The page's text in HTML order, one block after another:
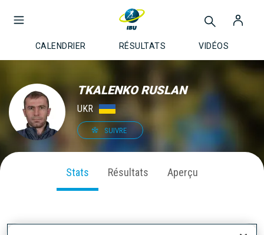
CALENDRIER RÉSULTATS VIDÉOS
TKALENKO RUSLAN
UKR
SUIVRE
Stats Résultats Aperçu